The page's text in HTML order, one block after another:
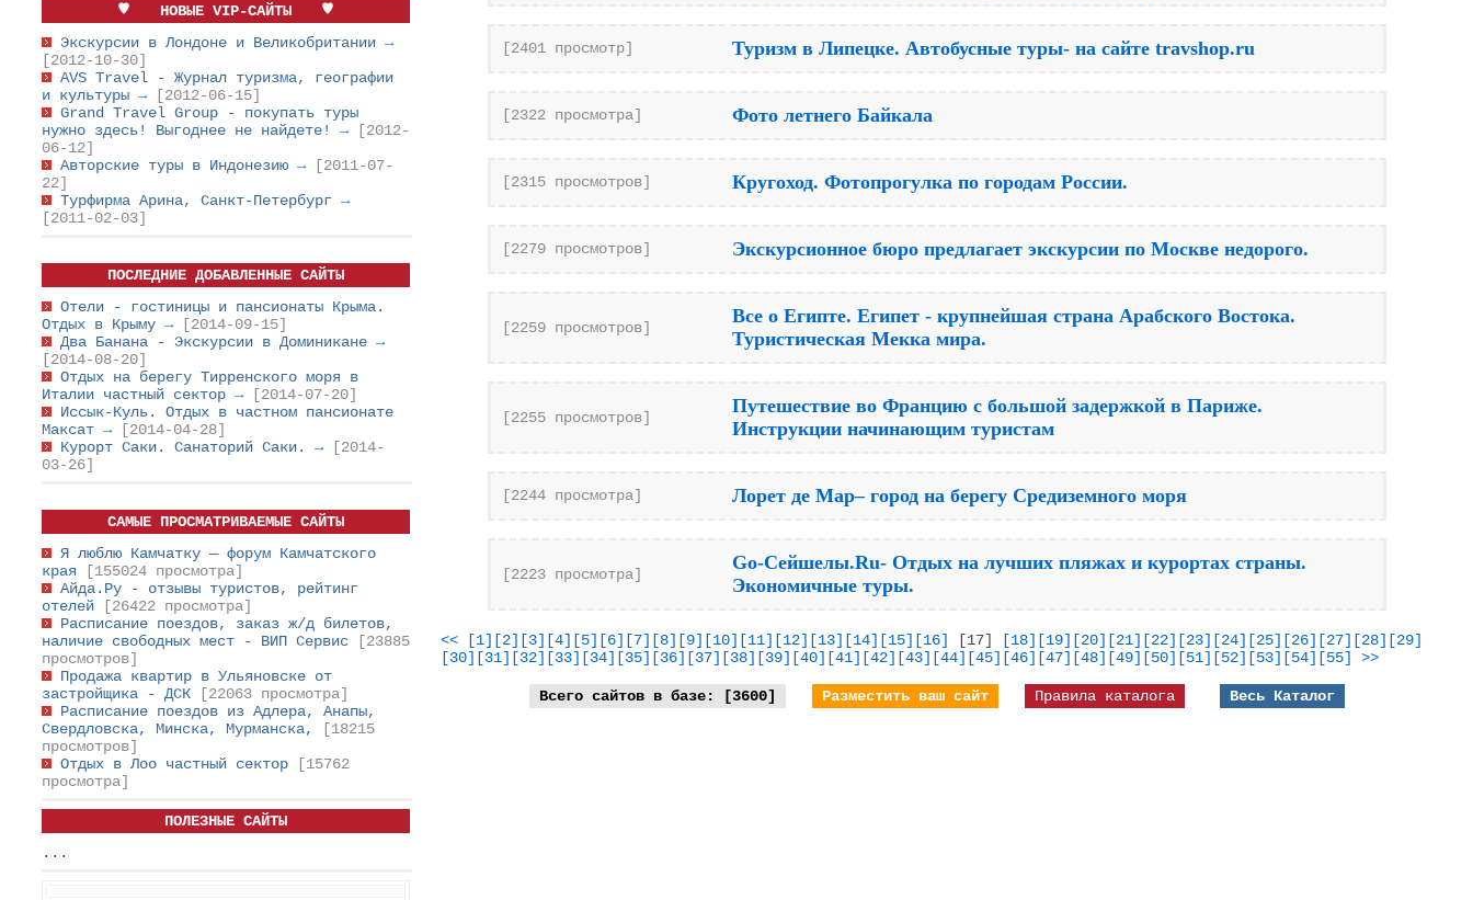
НОВЫЕ VIP-САЙТЫ
Экскурсии в Лондоне и Великобритании →
[2012-10-30]
AVS Travel - Журнал туризма, географии
и культуры →
[2012-06-15]
Grand Travel Group - покупать туры
нужно здесь! Выгоднее не найдете! →
[2012-
06-12]
Авторские туры в Индонезию →
[2011-07-
22]
Турфирма Арина, Санкт-Петербург →
[2011-02-03]
ПОСЛЕДНИЕ ДОБАВЛЕННЫЕ САЙТЫ
Отели - гостиницы и пансионаты Крыма.
Отдых в Крыму →
[2014-09-15]
Два Банана - Экскурсии в Доминикане →
[2014-08-20]
Отдых на берегу Тирренского моря в
Италии частный сектор →
[2014-07-20]
Иссык-Куль. Отдых в частном пансионате
Максат →
[2014-04-28]
Курорт Саки. Санаторий Саки. →
[2014-
03-26]
САМЫЕ ПРОСМАТРИВАЕМЫЕ САЙТЫ
Я люблю Камчатку — форум Камчатского
края
[155024 просмотра]
Айда.Ру - отзывы туристов, рейтинг
отелей
[26422 просмотра]
Расписание поездов, заказ ж/д билетов,
наличие свободных мест - ВИП Сервис
[23885
просмотров]
Продажа квартир в Ульяновске от
застройщика - ДСК
[22063 просмотра]
Расписание поездов из Адлера, Анапы,
Свердловска, Минска, Мурманска,
[18215
просмотров]
Отдых в Лоо частный сектор
[15762
просмотра]
ПОЛЕЗНЫЕ САЙТЫ
...
[2401 просмотр] Туризм в Липецке. Автобусные туры- на сайте travshop.ru
[2322 просмотра] Фото летнего Байкала
[2315 просмотров] Кругоход. Фотопрогулка по городам России.
[2279 просмотров] Экскурсионное бюро предлагает экскурсии по Москве недорого.
[2259 просмотров]
Все о Египте. Египет - крупнейшая страна Арабского Востока.
Туристическая Мекка мира.
[2255 просмотров]
Путешествие во Францию с большой задержкой в Париже.
Инструкции начинающим туристам
[2244 просмотра] Лорет де Мар– город на берегу Средиземного моря
[2223 просмотра]
Go-Сейшелы.Ru- Отдых на лучших пляжах и курортах страны.
Экономичные туры.
<< [1] [2] [3] [4] [5] [6] [7] [8] [9] [10] [11] [12] [13] [14] [15] [16] [17] [18] [19] [20] [21] [22] [23] [24] [25] [26] [27] [28] [29]
[30] [31] [32] [33] [34] [35] [36] [37] [38] [39] [40] [41] [42] [43] [44] [45] [46] [47] [48] [49] [50] [51] [52] [53] [54] [55] >>
Всего сайтов в базе: [3600] Разместить ваш сайт Правила каталога Весь Каталог